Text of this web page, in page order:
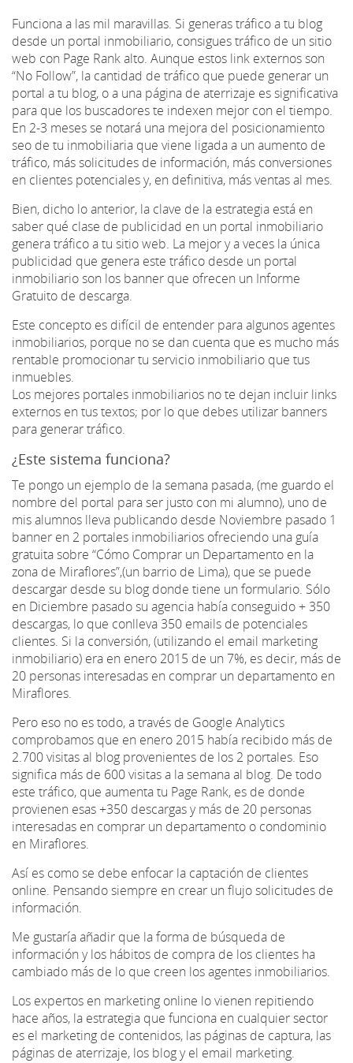
Funciona a las mil maravillas. Si generas tráfico a tu blog
desde un portal inmobiliario, consigues tráfico de un sitio
web con Page Rank alto. Aunque estos link externos son
“No Follow”, la cantidad de tráfico que puede generar un
portal a tu blog, o a una página de aterrizaje es significativa
para que los buscadores te indexen mejor con el tiempo.
En 2-3 meses se notará una mejora del posicionamiento
seo de tu inmobiliaria que viene ligada a un aumento de
tráfico, más solicitudes de información, más conversiones
en clientes potenciales y, en definitiva, más ventas al mes.
Bien, dicho lo anterior, la clave de la estrategia está en
saber qué clase de publicidad en un portal inmobiliario
genera tráfico a tu sitio web. La mejor y a veces la única
publicidad que genera este tráfico desde un portal
inmobiliario son los banner que ofrecen un Informe
Gratuito de descarga.
Este concepto es difícil de entender para algunos agentes
inmobiliarios, porque no se dan cuenta que es mucho más
rentable promocionar tu servicio inmobiliario que tus
inmuebles.
Los mejores portales inmobiliarios no te dejan incluir links
externos en tus textos; por lo que debes utilizar banners
para generar tráfico.
¿Este sistema funciona?
Te pongo un ejemplo de la semana pasada, (me guardo el
nombre del portal para ser justo con mi alumno), uno de
mis alumnos lleva publicando desde Noviembre pasado 1
banner en 2 portales inmobiliarios ofreciendo una guía
gratuita sobre “Cómo Comprar un Departamento en la
zona de Miraflores”,(un barrio de Lima), que se puede
descargar desde su blog donde tiene un formulario. Sólo
en Diciembre pasado su agencia había conseguido + 350
descargas, lo que conlleva 350 emails de potenciales
clientes. Si la conversión, (utilizando el email marketing
inmobiliario) era en enero 2015 de un 7%, es decir, más de
20 personas interesadas en comprar un departamento en
Miraflores.
Pero eso no es todo, a través de Google Analytics
comprobamos que en enero 2015 había recibido más de
2.700 visitas al blog provenientes de los 2 portales. Eso
significa más de 600 visitas a la semana al blog. De todo
este tráfico, que aumenta tu Page Rank, es de donde
provienen esas +350 descargas y más de 20 personas
interesadas en comprar un departamento o condominio
en Miraflores.
Así es como se debe enfocar la captación de clientes
online. Pensando siempre en crear un flujo solicitudes de
información.
Me gustaría añadir que la forma de búsqueda de
información y los hábitos de compra de los clientes ha
cambiado más de lo que creen los agentes inmobiliarios.
Los expertos en marketing online lo vienen repitiendo
hace años, la estrategia que funciona en cualquier sector
es el marketing de contenidos, las páginas de captura, las
páginas de aterrizaje, los blog y el email marketing.